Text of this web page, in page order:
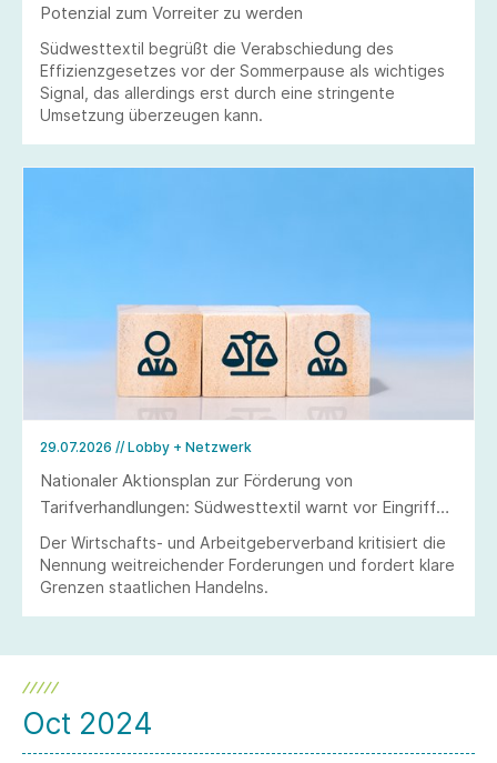
Potenzial zum Vorreiter zu werden
Südwesttextil begrüßt die Verabschiedung des
Effizienzgesetzes vor der Sommerpause als wichtiges
Signal, das allerdings erst durch eine stringente
Umsetzung überzeugen kann.
29.07.2026 // Lobby + Netzwerk
Nationaler Aktionsplan zur Förderung von
Tarifverhandlungen: Südwesttextil warnt vor Eingriffen
in Tarifautonomie und Koalitionsfreiheit
Der Wirtschafts- und Arbeitgeberverband kritisiert die
Nennung weitreichender Forderungen und fordert klare
Grenzen staatlichen Handelns.
Oct 2024